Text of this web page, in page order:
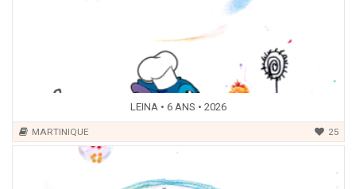
LEINA • 6 ANS • 2026
MARTINIQUE 25